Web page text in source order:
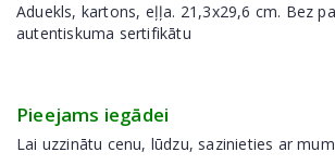
Aduekls, kartons, eļļa. 21,3x29,6 cm. Bez
autentiskuma sertifikātu
Pieejams iegādei
Lai uzzinātu cenu, lūdzu, sazinieties ar